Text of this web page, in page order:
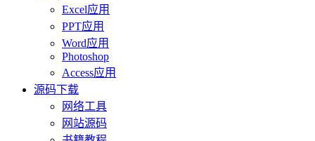
Excel应用
PPT应用
Word应用
Photoshop
Access应用
源码下载
网络工具
网站源码